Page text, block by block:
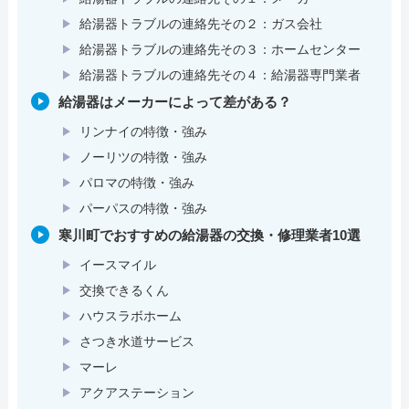
給湯器トラブルの連絡先その２：ガス会社
給湯器トラブルの連絡先その３：ホームセンター
給湯器トラブルの連絡先その４：給湯器専門業者
給湯器はメーカーによって差がある？
リンナイの特徴・強み
ノーリツの特徴・強み
パロマの特徴・強み
パーパスの特徴・強み
寒川町でおすすめの給湯器の交換・修理業者10選
イースマイル
交換できるくん
ハウスラボホーム
さつき水道サービス
マーレ
アクアステーション